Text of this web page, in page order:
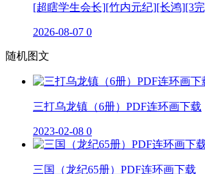
[超瞎学生会长][竹内元纪][长鸿][3
2026-08-07 0
随机图文
三打乌龙镇（6册）PDF连环画下载
2023-02-08 0
三国（龙纪65册）PDF连环画下载